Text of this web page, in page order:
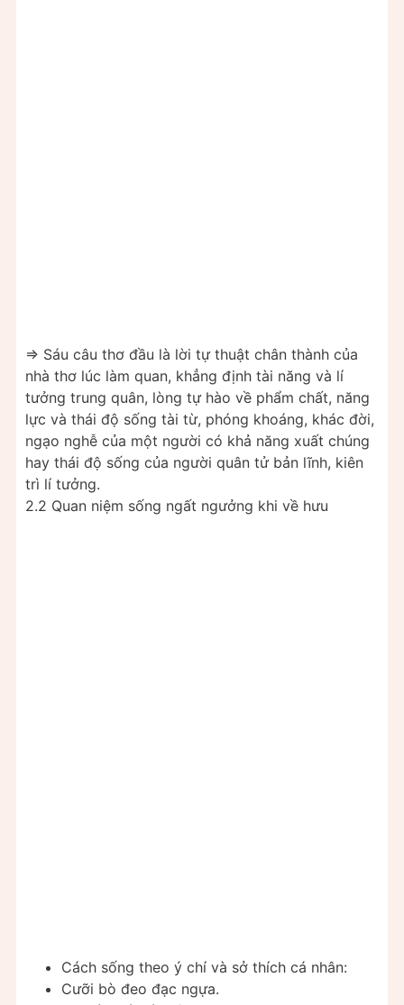
=> Sáu câu thơ đầu là lời tự thuật chân thành của
nhà thơ lúc làm quan, khẳng định tài năng và lí
tưởng trung quân, lòng tự hào về phẩm chất, năng
lực và thái độ sống tài từ, phóng khoáng, khác đời,
ngạo nghễ của một người có khả năng xuất chúng
hay thái độ sống của người quân tử bản lĩnh, kiên
trì lí tưởng.
2.2 Quan niệm sống ngất ngưởng khi về hưu
Cách sống theo ý chí và sở thích cá nhân:
Cưỡi bò đeo đạc ngựa.